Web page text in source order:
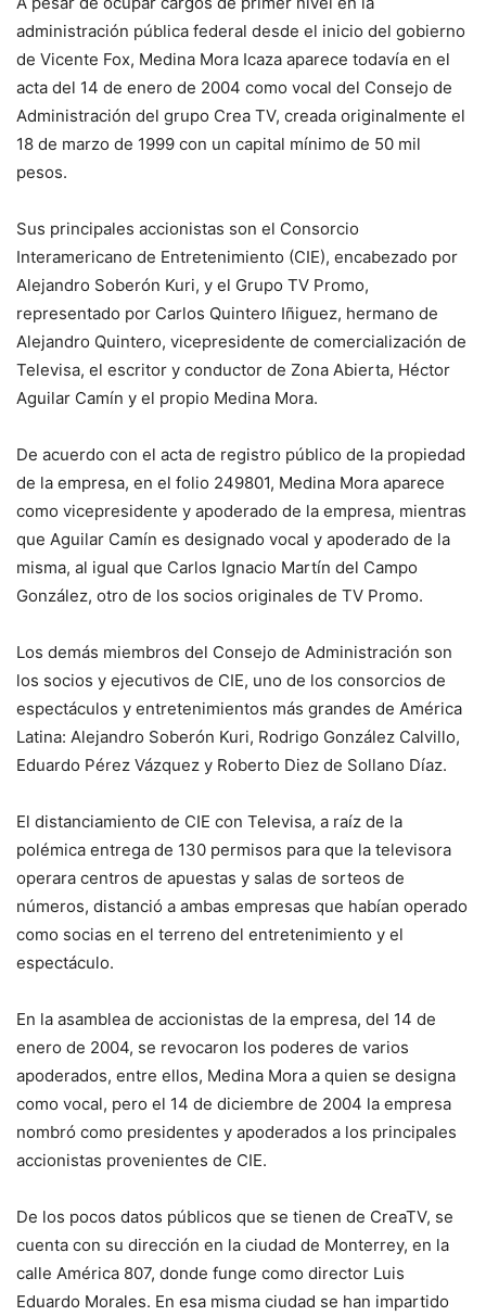
administración pública federal desde el inicio del gobierno
de Vicente Fox, Medina Mora Icaza aparece todavía en el
acta del 14 de enero de 2004 como vocal del Consejo de
Administración del grupo Crea TV, creada originalmente el
18 de marzo de 1999 con un capital mínimo de 50 mil
pesos.
Sus principales accionistas son el Consorcio
Interamericano de Entretenimiento (CIE), encabezado por
Alejandro Soberón Kuri, y el Grupo TV Promo,
representado por Carlos Quintero Iñiguez, hermano de
Alejandro Quintero, vicepresidente de comercialización de
Televisa, el escritor y conductor de Zona Abierta, Héctor
Aguilar Camín y el propio Medina Mora.
De acuerdo con el acta de registro público de la propiedad
de la empresa, en el folio 249801, Medina Mora aparece
como vicepresidente y apoderado de la empresa, mientras
que Aguilar Camín es designado vocal y apoderado de la
misma, al igual que Carlos Ignacio Martín del Campo
González, otro de los socios originales de TV Promo.
Los demás miembros del Consejo de Administración son
los socios y ejecutivos de CIE, uno de los consorcios de
espectáculos y entretenimientos más grandes de América
Latina: Alejandro Soberón Kuri, Rodrigo González Calvillo,
Eduardo Pérez Vázquez y Roberto Diez de Sollano Díaz.
El distanciamiento de CIE con Televisa, a raíz de la
polémica entrega de 130 permisos para que la televisora
operara centros de apuestas y salas de sorteos de
números, distanció a ambas empresas que habían operado
como socias en el terreno del entretenimiento y el
espectáculo.
En la asamblea de accionistas de la empresa, del 14 de
enero de 2004, se revocaron los poderes de varios
apoderados, entre ellos, Medina Mora a quien se designa
como vocal, pero el 14 de diciembre de 2004 la empresa
nombró como presidentes y apoderados a los principales
accionistas provenientes de CIE.
De los pocos datos públicos que se tienen de CreaTV, se
cuenta con su dirección en la ciudad de Monterrey, en la
calle América 807, donde funge como director Luis
Eduardo Morales. En esa misma ciudad se han impartido